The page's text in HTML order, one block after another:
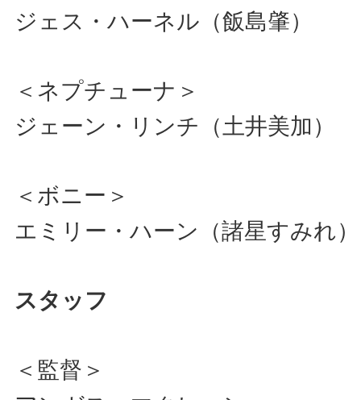
ジェス・ハーネル（飯島肇）
＜ネプチューナ＞
ジェーン・リンチ（土井美加）
＜ボニー＞
エミリー・ハーン（諸星すみれ）
スタッフ
＜監督＞